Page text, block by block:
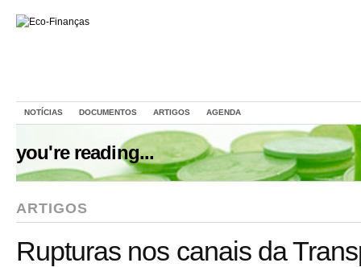
NOTÍCIAS DOCUMENTOS ARTIGOS AGENDA
you're reading...
ARTIGOS
Rupturas nos canais da